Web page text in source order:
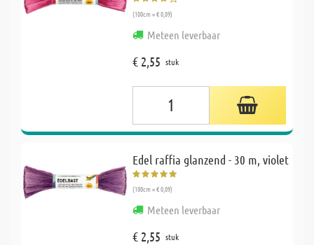
(100cm = € 0,09)
Meteen leverbaar
€ 2,55 stuk
Edel raffia glanzend - 30 m, violet
(100cm = € 0,09)
Meteen leverbaar
€ 2,55 stuk